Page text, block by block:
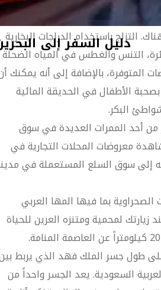
إلى جزر حوار وتمتع بيوم في
التزلج باستخدام الدراجات البخارية
التنس والغطس في المياه الضحلة
المتوفرة، بالإضافة إلى أنه يمكنك
الأطفال في الحديقة المائية
البكر.
من أحد الممرات العديدة في سوق
معروضات المحلات التجارية في
إلى سوق السلع المستعملة في
بما فيها المها العربي
زيارتك لمحمية ومتنزه العرين للحياة
طول جسر الملك فهد الذي يربط
السعودية. يعد الجسر واحداً من